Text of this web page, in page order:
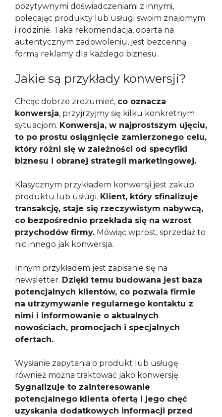
pozytywnymi doświadczeniami z innymi,
polecając produkty lub usługi swoim znajomym
i rodzinie. Taka rekomendacja, oparta na
autentycznym zadowoleniu, jest bezcenną
formą reklamy dla każdego biznesu.
Jakie są przykłady konwersji?
Chcąc dobrze zrozumieć, co oznacza
konwersja, przyjrzyjmy się kilku konkretnym
sytuacjom. Konwersja, w najprostszym ujęciu,
to po prostu osiągnięcie zamierzonego celu,
który różni się w zależności od specyfiki
biznesu i obranej strategii marketingowej.
Klasycznym przykładem konwersji jest zakup
produktu lub usługi. Klient, który sfinalizuje
transakcję, staje się rzeczywistym nabywcą,
co bezpośrednio przekłada się na wzrost
przychodów firmy. Mówiąc wprost, sprzedaż to
nic innego jak konwersja.
Innym przykładem jest zapisanie się na
newsletter. Dzięki temu budowana jest baza
potencjalnych klientów, co pozwala firmie
na utrzymywanie regularnego kontaktu z
nimi i informowanie o aktualnych
nowościach, promocjach i specjalnych
ofertach.
Wysłanie zapytania o produkt lub usługę
również można traktować jako konwersję.
Sygnalizuje to zainteresowanie
potencjalnego klienta ofertą i jego chęć
uzyskania dodatkowych informacji przed